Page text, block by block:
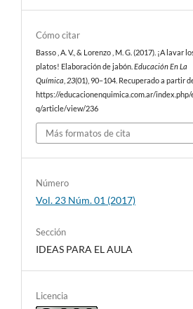
Cómo citar
Basso , A. V., & Lorenzo , M. G. (2017). ¡A lavar
platos! Elaboración de jabón.Educación En La
Química 23(01), 90–104. Recuperado a partir
https://educacionenquimica.com.ar/index.php/
q/article/view/236
Más formatos de cita
Número
Vol. 23 Núm. 01 (2017)
Sección
IDEAS PARA EL AULA
Licencia